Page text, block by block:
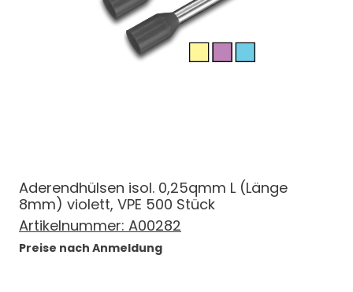
Aderendhülsen isol. 0,25qmm L (Länge
8mm) violett, VPE 500 Stück
Artikelnummer: A00282
Preise nach Anmeldung